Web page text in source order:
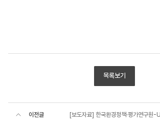
목록보기
이전글